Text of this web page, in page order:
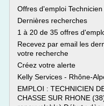
Offres d'emploi
Dernières recherches
1 à 20 de 35 offres
Recevez par email les
votre recherche
Créez votre alerte
Kelly Services - Rhône-
EMPLOI : TECHNICIEN
CHASSE SUR RHONE